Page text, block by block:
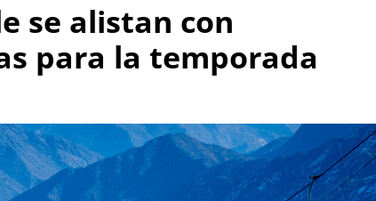
se alistan con
para la temporada